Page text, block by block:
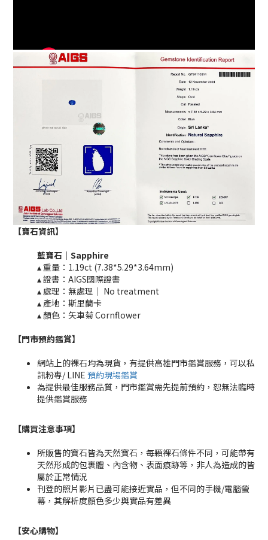
【寶石資訊】
藍寶石｜ Sapphire
▴ 重量：1.19ct (7.38*5.29*3.64mm)​
▴ 證書：AIGS國際證書
▴ 處理：無處理｜ No treatment​​
▴ 產地：斯里蘭卡
▴ 顏色：矢車菊 Cornflower
【門市預約鑑賞】
網站上的裸石均為現貨，有提供高雄門市鑑賞服務，可以私
訊粉專/ LINE 預約現場鑑賞
為提供最佳服務品質，門市鑑賞需先提前預約，恕無法臨時
提供鑑賞服務
【購買注意事項】
所販售的寶石皆為天然寶石，每顆裸石條件不同，可能帶有
天然形成的包裹體、內含物、表面痕跡等，非人為造成的皆
屬於正常情況
刊登的照片影片已盡可能接近實品，但不同的手機/電腦螢
幕，其解析度顏色多少與實品有差異
【安心購物】